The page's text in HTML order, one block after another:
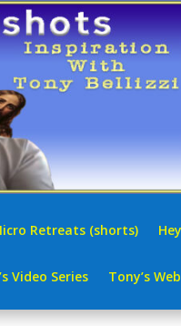
Retreats (shorts)
Video Series Tony’s